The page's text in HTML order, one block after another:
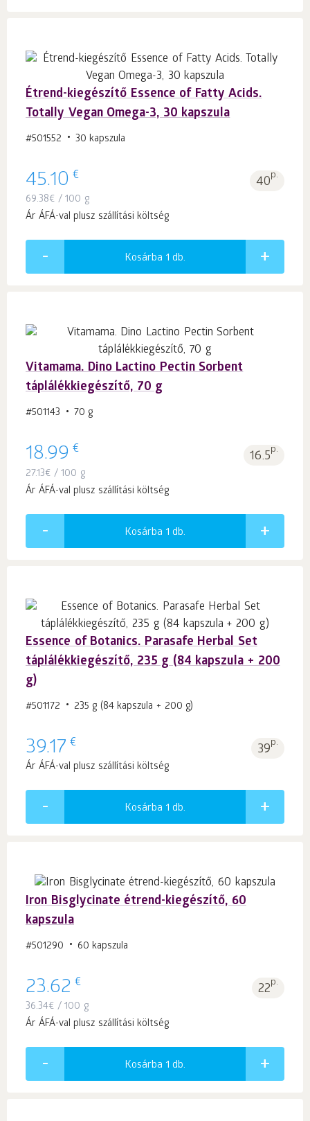
Étrend-kiegészítő Essence of Fatty Acids.
Totally Vegan Omega-3, 30 kapszula
#501552 30 kapszula
45.10 € 40p.
69.38€ / 100 g
Ár ÁFÁ-val plusz szállítási költség
Kosárba 1 db.
Vitamama. Dino Lactino Pectin Sorbent
táplálékkiegészítő, 70 g
#501143 70 g
18.99 € 16.5p.
27.13€ / 100 g
Ár ÁFÁ-val plusz szállítási költség
Kosárba 1 db.
Essence of Botanics. Parasafe Herbal Set
táplálékkiegészítő, 235 g (84 kapszula + 200
g)
#501172 235 g (84 kapszula + 200 g)
39.17 € 39p.
Ár ÁFÁ-val plusz szállítási költség
Kosárba 1 db.
Iron Bisglycinate étrend-kiegészítő, 60
kapszula
#501290 60 kapszula
23.62 € 22p.
36.34€ / 100 g
Ár ÁFÁ-val plusz szállítási költség
Kosárba 1 db.